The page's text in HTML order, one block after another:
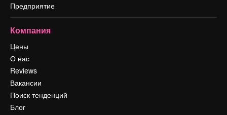
Предприятие
Компания
Цены
О нас
Reviews
Вакансии
Поиск тенденций
Блог